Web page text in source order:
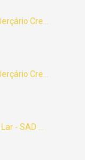
Cre...
Cre...
- SAD ...